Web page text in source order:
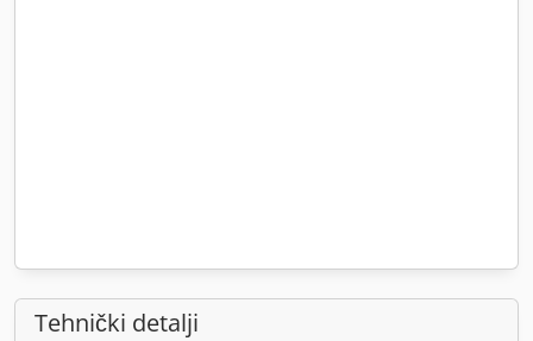
Tehnički detalji